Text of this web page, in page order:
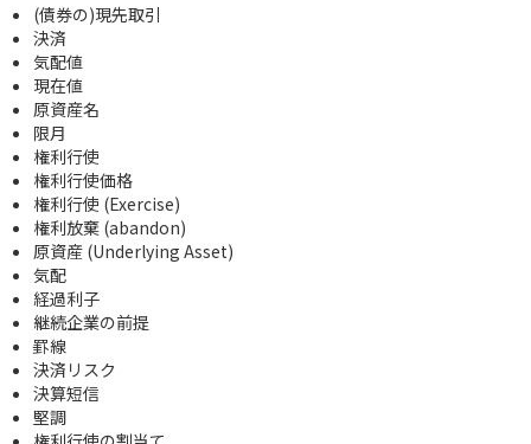
(債券の)現先取引
決済
気配値
現在値
原資産名
限月
権利行使
権利行使価格
権利行使 (Exercise)
権利放棄 (abandon)
原資産 (Underlying Asset)
気配
経過利子
継続企業の前提
罫線
決済リスク
決算短信
堅調